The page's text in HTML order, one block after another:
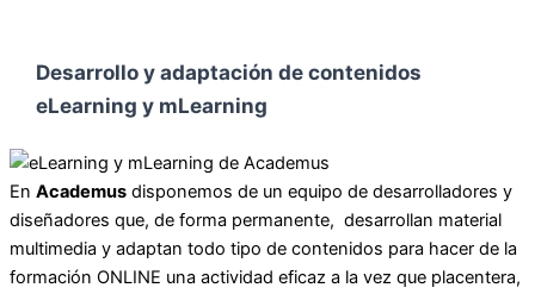
Desarrollo y adaptación de contenidos
eLearning y mLearning
En Academus disponemos de un equipo de desarrolladores y
diseñadores que, de forma permanente, desarrollan material
multimedia y adaptan todo tipo de contenidos para hacer de la
formación ONLINE una actividad eficaz a la vez que placentera,